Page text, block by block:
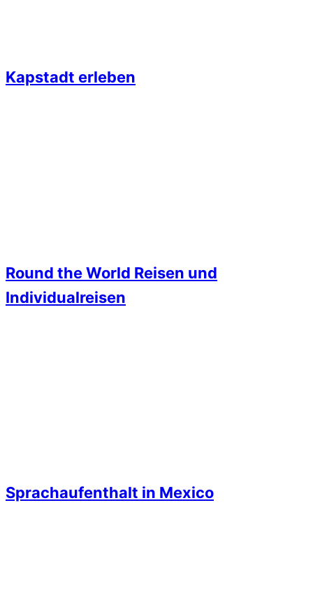
Kapstadt erleben
Round the World Reisen und
Individualreisen
Sprachaufenthalt in Mexico